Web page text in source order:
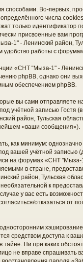
Во-первых,
числа
только идентификатор
присвоенные вам
1" - Ленинский район,
работы с
«СНТ "Мыза-1" -
phpBB, однако они
обеспечением phpBB.
вы сами
учётной записью Гостя
район, Тульская
«ваши сообщения»).
как минимум:
вашей учётной
на форумах «СНТ "Мыза-
в стране,
район, Тульская
необязательной к
у вас есть
отказаться
средством доступа к
тайне. Ни при каких
не вправе спрашивать